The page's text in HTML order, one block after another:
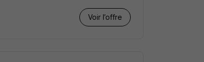
Voir l’offre